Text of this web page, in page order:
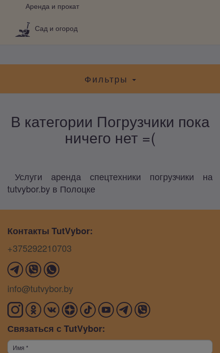
Аренда и прокат
Сад и огород
Фильтры
В категории Погрузчики пока
ничего нет =(
Услуги аренда спецтехники погрузчики на
tutvybor.by в Полоцке
Контакты TutVybor:
+375292210703
info@tutvybor.by
Связаться с TutVybor: